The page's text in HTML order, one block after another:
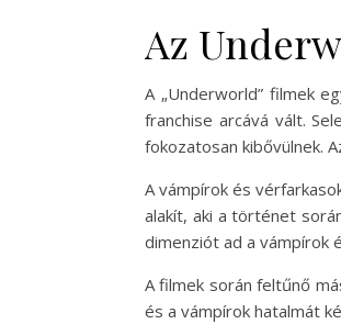
Az
A „Underworld” filmek
franchise arcává vált.
fokozatosan kibővülnek.
A vámpírok és
alakít, aki a történet
dimenziót ad a vámpírok
A filmek során feltűnő
és a vámpírok hatalmát